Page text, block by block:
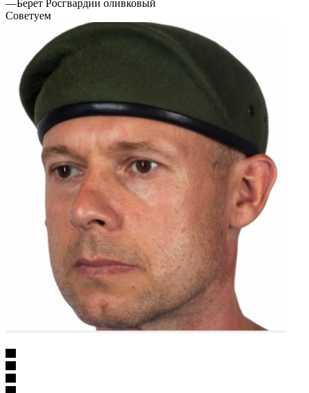
—Берет Росгвардии оливковый
Советуем